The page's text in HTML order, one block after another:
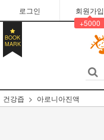
로그인
회원가입
+5000
BOOK
MARK
건강즙 아로니아진액